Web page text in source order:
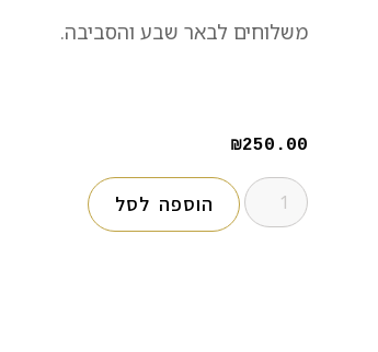
משלוחים לבאר שבע והסביבה.
₪250.00
הוספה לסל